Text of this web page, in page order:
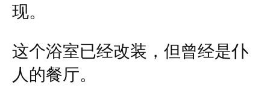
现。
这个浴室已经改装，但曾经是仆
人的餐厅。